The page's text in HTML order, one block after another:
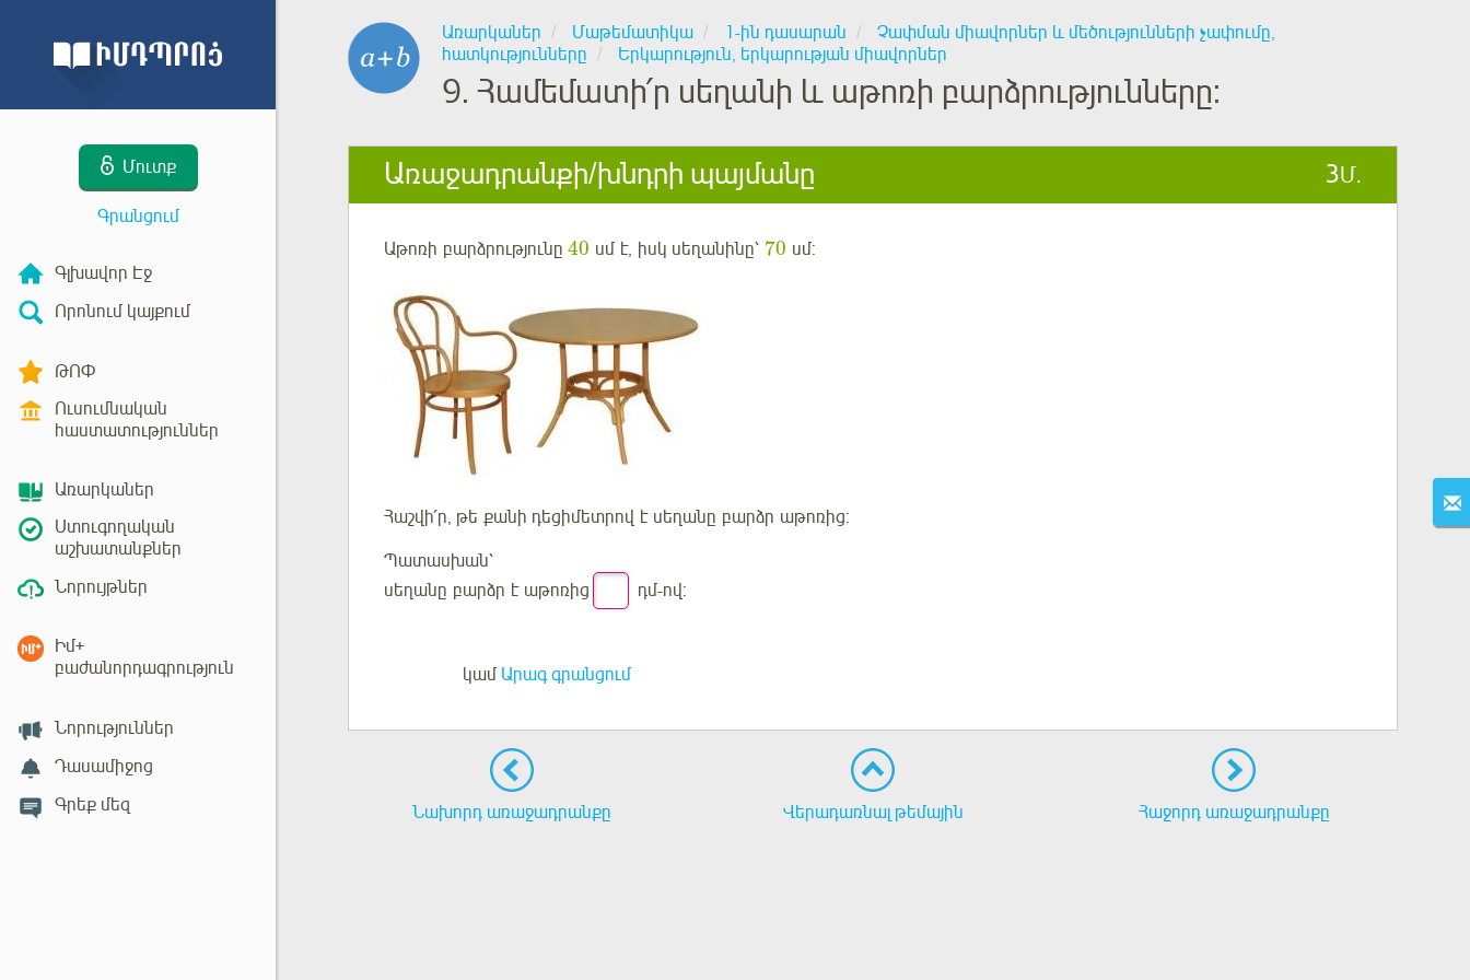
Մուտք
Գրանցում
Գլխավոր Էջ
Որոնում կայքում
ԹՈՓ
Ուսումնական
հաստատություններ
Առարկաներ
Ստուգողական
աշխատանքներ
Նորույթներ
Իմ+
բաժանորդագրություն
Նորություններ
Դասամիջոց
Գրեք մեզ
Առարկաներ Մաթեմատիկա 1-ին դասարան
Չափման միավորներ և մեծությունների չափումը,
հատկությունները
Երկարություն, երկարության միավորներ
9. Համեմատի՛ր սեղանի և աթոռի բարձրությունները:
Առաջադրանքի/խնդրի պայմանը 3Մ.
Աթոռի բարձրությունը 40 սմ է, իսկ սեղանինը՝ 70 սմ:
Հաշվի՛ր, թե քանի դեցիմետրով է սեղանը բարձր աթոռից:
Պատասխան՝
սեղանը բարձր է աթոռից դմ-ով:
կամ Արագ գրանցում
Նախորդ առաջադրանքը Վերադառնալ թեմային Հաջորդ առաջադրանքը